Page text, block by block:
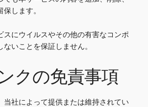
します。
スにウイルスやその他の有害なコンポ
いことを保証しません。
クの免責事項
当社によって提供または維持されてい